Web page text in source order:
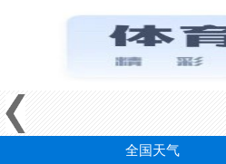
全国天气